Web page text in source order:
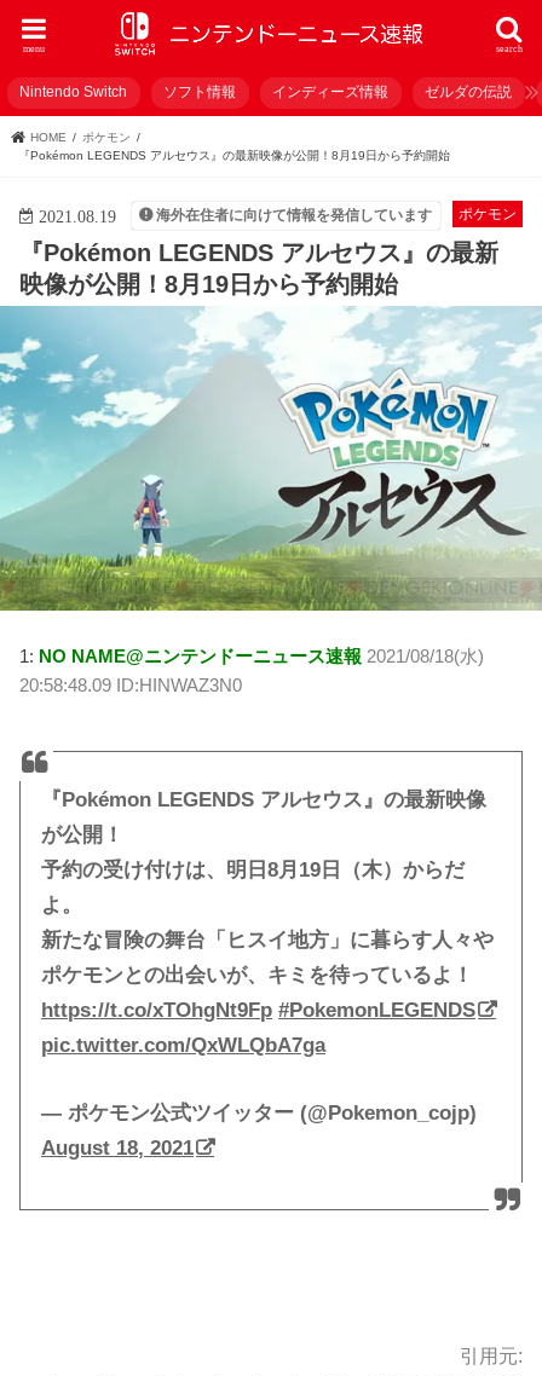
search
menu
Nintendo Switch ソフト情報 インディーズ情報 ゼルダの伝説
HOME
ポケモン
『Pokémon LEGENDS アルセウス』の最新映像が公開！8月19日から予約開始
ポケモン
2021.08.19 海外在住者に向けて情報を発信しています
『Pokémon LEGENDS アルセウス』の最新
映像が公開！8月19日から予約開始
1: NO NAME@ニンテンドーニュース速報 2021/08/18(水)
20:58:48.09 ID:HINWAZ3N0
『Pokémon LEGENDS アルセウス』の最新映像
が公開！
予約の受け付けは、明日8月19日（木）からだ
よ。
新たな冒険の舞台「ヒスイ地方」に暮らす人々や
ポケモンとの出会いが、キミを待っているよ！
https://t.co/xTOhgNt9Fp #PokemonLEGENDS
pic.twitter.com/QxWLQbA7ga
— ポケモン公式ツイッター (@Pokemon_cojp)
August 18, 2021
引用元: